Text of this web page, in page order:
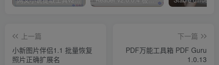
上一篇
小新图片伴侣1.1 批量恢复
照片正确扩展名
下一篇
PDF万能工具箱 PDF Guru
1.0.13